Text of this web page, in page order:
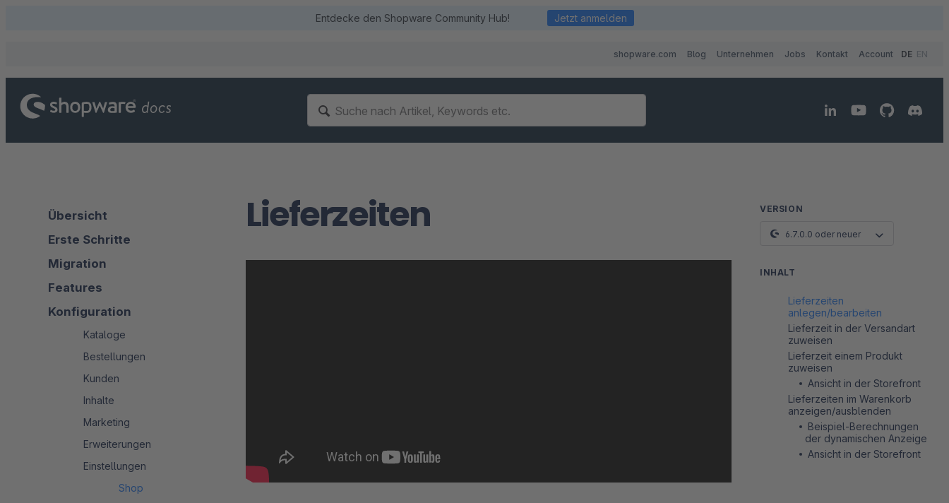
Entdecke den Shopware Community Hub! Jetzt anmelden
shopware.com Blog Unternehmen Jobs Kontakt Account DE EN
Übersicht
Erste Schritte
Migration
Features
Konfiguration
Kataloge
Bestellungen
Kunden
Inhalte
Marketing
Erweiterungen
Einstellungen
Shop
Lieferzeiten VERSION
6.7.0.0 oder neuer
INHALT
Lieferzeiten
anlegen/bearbeiten
Lieferzeit in der Versandart
zuweisen
Lieferzeit einem Produkt
zuweisen
Ansicht in der Storefront
Lieferzeiten im Warenkorb
anzeigen/ausblenden
Beispiel-Berechnungen
der dynamischen Anzeige
Ansicht in der Storefront